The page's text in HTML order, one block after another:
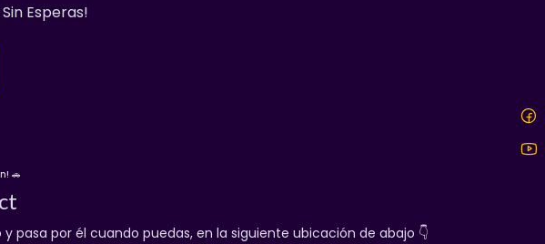
Esperas!
🚗
por él cuando puedas, en la siguiente ubicación de abajo 👇